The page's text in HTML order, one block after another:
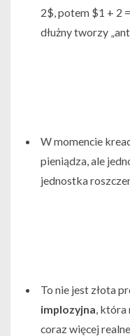
2$, potem $1 + 2
dłużny tworzy
W momencie
pieniądza, ale
jednostka
To nie jest złota
implozyjna, która
coraz więcej